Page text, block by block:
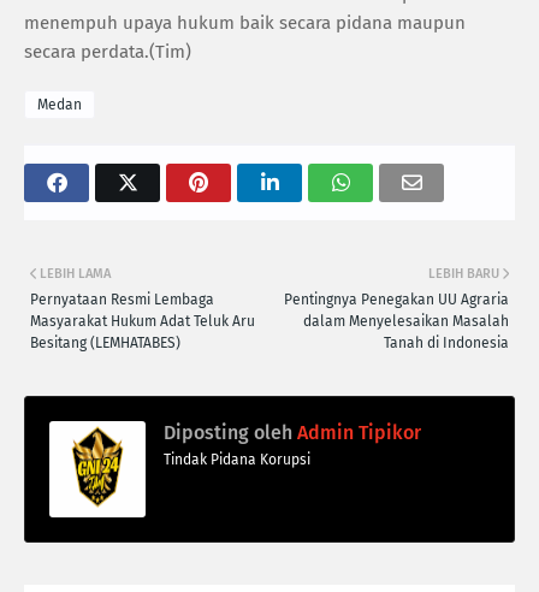
menempuh upaya hukum baik secara pidana maupun
secara perdata.(Tim)
Medan
LEBIH BARU
Pentingnya Penegakan UU Agraria
dalam Menyelesaikan Masalah
Tanah di Indonesia
LEBIH LAMA
Pernyataan Resmi Lembaga
Masyarakat Hukum Adat Teluk Aru
Besitang (LEMHATABES)
Diposting oleh Admin Tipikor
Tindak Pidana Korupsi